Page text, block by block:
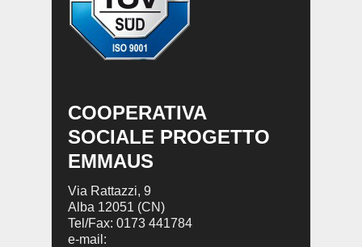
COOPERATIVA
SOCIALE PROGETTO
EMMAUS
Via Rattazzi, 9
Alba 12051 (CN)
Tel/Fax: 0173 441784
e-mail: